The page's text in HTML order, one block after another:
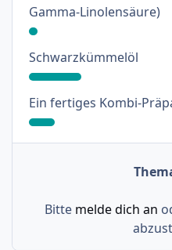
Gamma-Linolensäure):
Schwarzkümmelöl: 18%
Ein fertiges Kombi-
Bitte melde dich an